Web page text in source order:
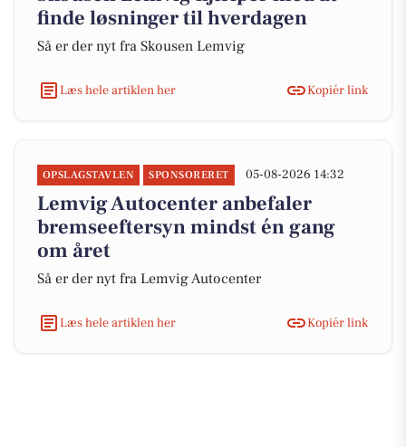
finde løsninger til hverdagen
Så er der nyt fra Skousen Lemvig
Læs hele artiklen her Kopiér link
OPSLAGSTAVLEN SPONSORERET 05-08-2026 14:32
Lemvig Autocenter anbefaler
bremseeftersyn mindst én gang
om året
Så er der nyt fra Lemvig Autocenter
Læs hele artiklen her Kopiér link